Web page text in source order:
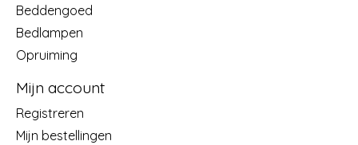
Beddengoed
Bedlampen
Opruiming
Mijn account
Registreren
Mijn bestellingen